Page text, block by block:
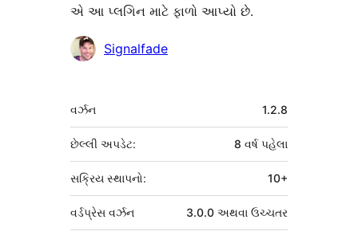
એ આ પ્લગિન માટે ફાળો આપ્યો છે.
ફાળો
Signalfade
મેટા
વર્ઝન 1.2.8
છેલ્લી અપડેટ: 8 વર્ષપહેલા
સક્રિય સ્થાપનો: 10+
વર્ડપ્રેસ વર્ઝન 3.0.0 અથવા ઉચ્ચતર